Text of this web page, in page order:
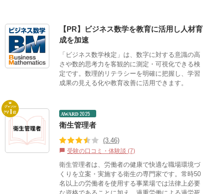
【PR】ビジネス数学を教育に活用し人材育
成を加速
「ビジネス数学検定」は、数字に対する意識の高
さや数的思考力を客観的に測定・可視化できる検
定です。数理的リテラシーを明確に把握し、学習
成果の見える化や教育改善に活用できます。
AWARD 2025
衛生管理者
(3.46)
chat_bubble 受験の口コミ・体験談 (7)
衛生管理者は、労働者の健康で快適な職場環境づ
くりを立案・実施する衛生の専門家です。常時50
名以上の労働者を使用する事業場では法律上必要
な資格であることに加え、過重労働による過労死